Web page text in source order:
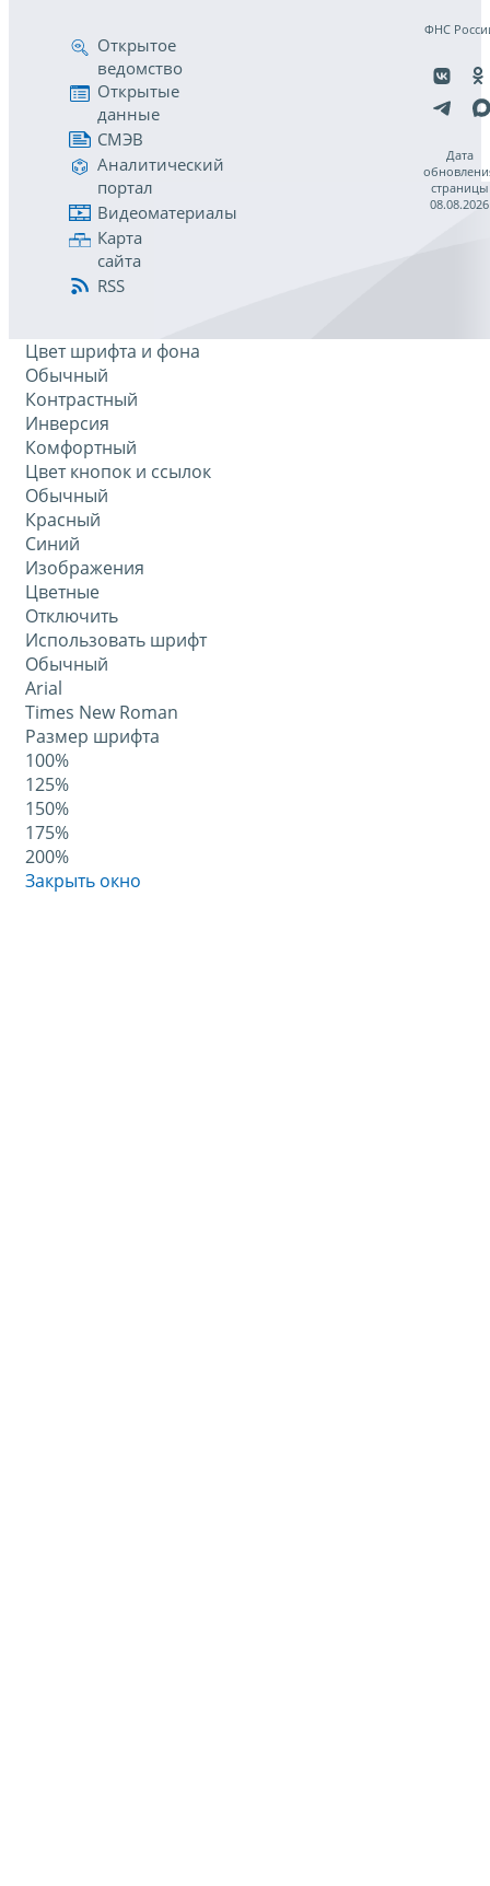
Открытое
ведомство
Открытые
данные
СМЭВ
Аналитический
портал
Видеоматериалы
Карта
сайта
RSS
ФНС
Дата
страницы
08.08.2026
Цвет шрифта и фона
Обычный
Контрастный
Инверсия
Комфортный
Цвет кнопок и ссылок
Обычный
Красный
Синий
Изображения
Цветные
Отключить
Использовать шрифт
Обычный
Arial
Times New Roman
Размер шрифта
100%
125%
150%
175%
200%
Закрыть окно